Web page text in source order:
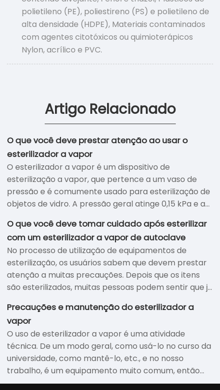
polietileno (PE), poliestireno (PS) e polietileno de
alta densidade (HDPE), Materiais contaminados
com agentes citotóxicos ou quimioterápicos
Nylon, acrílico e PVC.
Artigo Relacionado
O que você deve prestar atenção ao usar o
esterilizador a vapor
O esterilizador a vapor é um dispositivo de
esterilização a vapor, que pertence a um vaso de
pressão e é comumente usado para esterilização de
objetos de vidro. A pressão geral atinge 0,15 kPa e a
meia hora. De aquecimento, preservação de calor e
resfriamento. Demora duas ou três horas. O
esterilizador a vapor é um equipamento de
esterilização muito comum. Enquanto eles são
usados em microorganismos, eles são basicamente
usados. Eles são muito convenientes, seguros,
eficientes e baratos. Portanto, eles são amplamente
utilizados. Existem alguns problemas para estar
ciente.
O que você deve tomar cuidado após esterilizar
com um esterilizador a vapor de autoclave
No processo de utilização de equipamentos de
esterilização, os usuários sabem que devem prestar
atenção a muitas precauções. Depois que os itens
são esterilizados, muitas pessoas podem sentir que já
equipamento ter terminado a esterilização, não é
conhecido. Nós também temos que prestar alguma
atenção. A seguir, apresentaremos o que precisamos
prestar atenção depois do esterilizador a vapor de
autoclave. Através da nossa introdução, espero que
todos possam ganhar alguma coisa.
Precauções e manutenção do esterilizador a
vapor
O uso de esterilizador a vapor é uma atividade
técnica. De um modo geral, como usá-lo no curso da
universidade, como mantê-lo, etc., e no nosso
trabalho, é um equipamento muito comum, então
como usá-lo também é bom aprender a usá-lo. Uma